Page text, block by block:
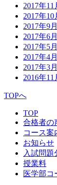
2017年11
2017年10
2017年9月
2017年6月
2017年5月
2017年4月
2017年3月
2016年11
TOPへ
TOP
合格者の
コース案
お知らせ
入試問題
授業料
医学部コ